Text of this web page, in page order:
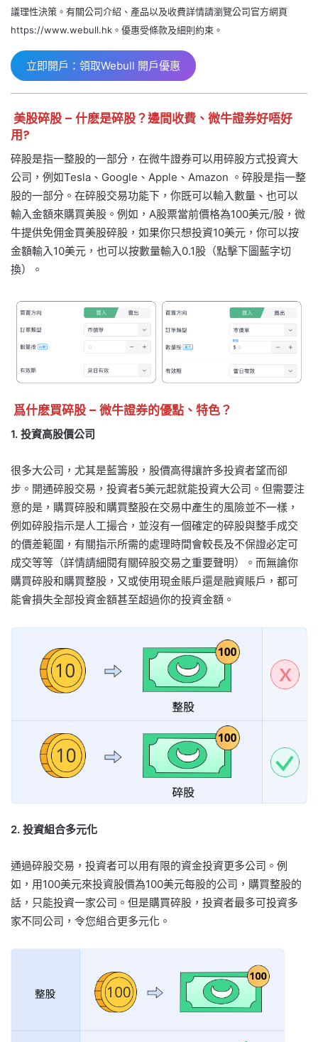
議理性決策。有關公司介紹、產品以及收費詳情請瀏覽公司官方網頁
https://www.webull.hk。優惠受條款及細則約束。
立即開戶：領取Webull 開戶優惠
美股碎股 – 什麽是碎股？邊間收費、微牛證券好唔好
用?
碎股是指一整股的一部分，在微牛證券可以用碎股方式投資大
公司，例如Tesla、Google、Apple、Amazon 。碎股是指一整
股的一部分。在碎股交易功能下，你既可以輸入數量、也可以
輸入金額來購買美股。例如，A股票當前價格為100美元/股，微
牛提供免佣金買美股碎股，如果你只想投資10美元，你可以按
金額輸入10美元，也可以按數量輸入0.1股（點擊下圖藍字切
換）。
爲什麽買碎股 – 微牛證券的優點、特色？
1. 投資高股價公司
很多大公司，尤其是藍籌股，股價高得讓許多投資者望而卻
步。開通碎股交易，投資者5美元起就能投資大公司。但需要注
意的是，購買碎股和購買整股在交易中產生的風險並不一樣，
例如碎股指示是人工撮合，並沒有一個確定的碎股與整手成交
的價差範圍，有關指示所需的處理時間會較長及不保證必定可
成交等等（詳情請細閱有關碎股交易之重要聲明）。而無論你
購買碎股和購買整股，又或使用現金賬戶還是融資賬戶，都可
能會損失全部投資金額甚至超過你的投資金額。
2. 投資組合多元化
通過碎股交易，投資者可以用有限的資金投資更多公司。例
如，用100美元來投資股價為100美元每股的公司，購買整股的
話，只能投資一家公司。但是購買碎股，投資者最多可投資多
家不同公司，令您組合更多元化。